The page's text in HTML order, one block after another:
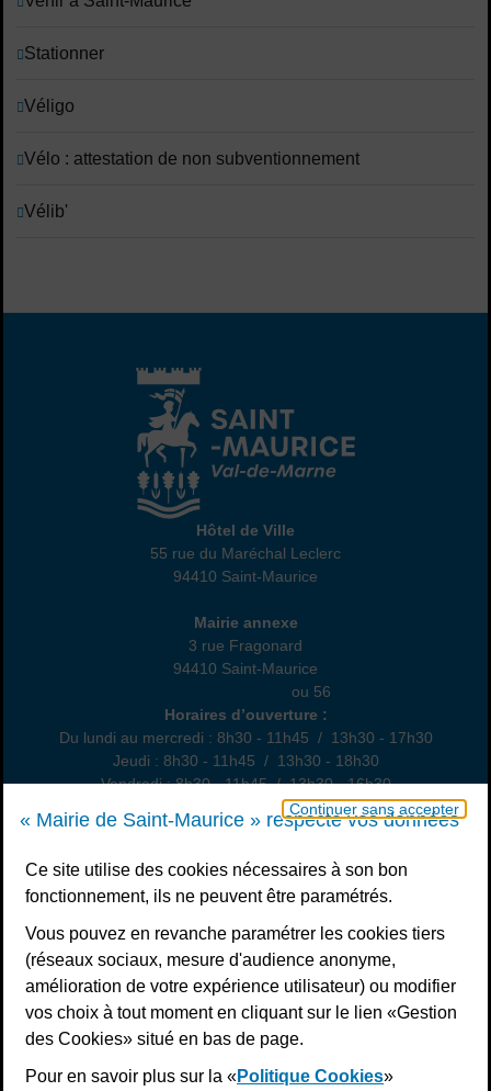
Continuer sans accepter
« Mairie de Saint-Maurice » respecte vos données
Ce site utilise des cookies nécessaires à son bon
fonctionnement, ils ne peuvent être paramétrés.
Vous pouvez en revanche paramétrer les cookies tiers
(réseaux sociaux, mesure d'audience anonyme,
amélioration de votre expérience utilisateur) ou modifier
vos choix à tout moment en cliquant sur le lien «Gestion
des Cookies» situé en bas de page.
Pour en savoir plus sur la «Politique Cookies»
Stationner
Véligo
Vélo : attestation de non subventionnement
Vélib'
Hôtel de Ville
Hôtel de Ville
55 rue du Maréchal Leclerc
94410 Saint-Maurice
Annexe
Mairie annexe
3 rue Fragonard
94410 Saint-Maurice
ou 56
Horaires d’ouverture :
Du lundi au mercredi : 8h30 - 11h45 / 13h30 - 17h30
Jeudi : 8h30 - 11h45 / 13h30 - 18h30
Vendredi : 8h30 - 11h45 / 13h30 - 16h30
Un samedi par mois : permanence état civil, sur rendez-vous
S’inscrire à la newsletter
Télécharger l’application
Nous suivre
Facebook
Instagram
Youtube
LinkedIn
Calaméo